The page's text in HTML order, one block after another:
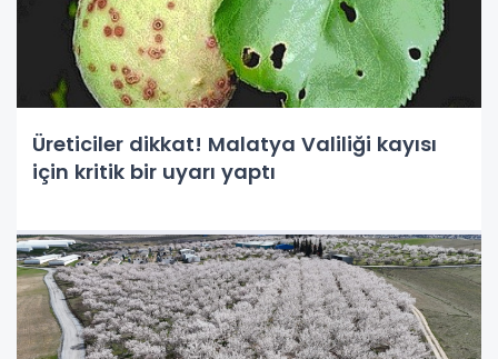
Üreticiler dikkat! Malatya Valiliği kayısı
için kritik bir uyarı yaptı